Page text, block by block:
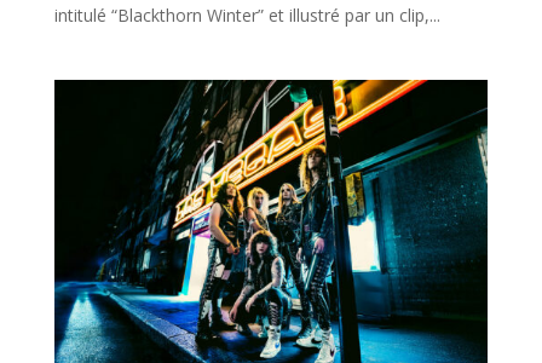
intitulé “Blackthorn Winter” et illustré par un clip,...